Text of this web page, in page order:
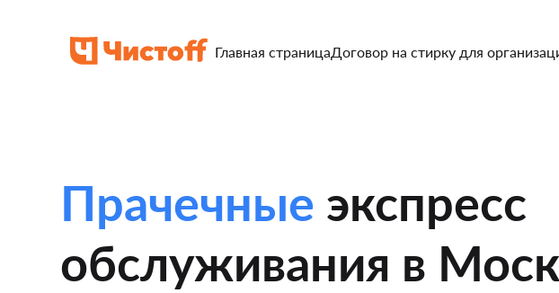
Главная страницаДоговор на стирку для
Прачечные экспресс
обслуживания в